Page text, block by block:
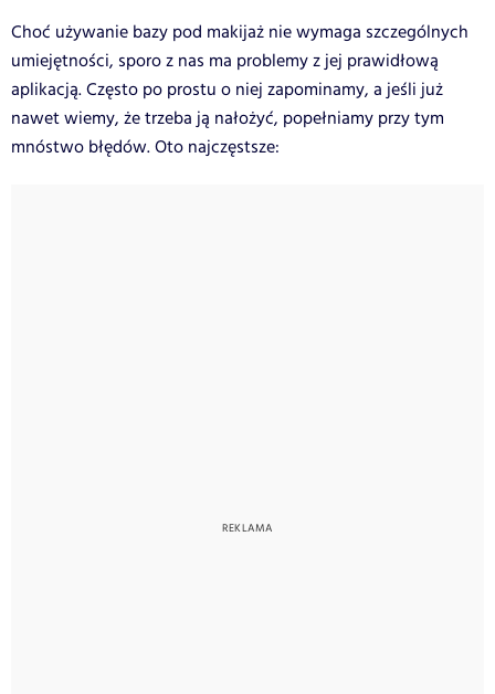
Choć używanie bazy pod makijaż nie wymaga szczególnych
umiejętności, sporo z nas ma problemy z jej prawidłową
aplikacją. Często po prostu o niej zapominamy, a jeśli już
nawet wiemy, że trzeba ją nałożyć, popełniamy przy tym
mnóstwo błędów. Oto najczęstsze: